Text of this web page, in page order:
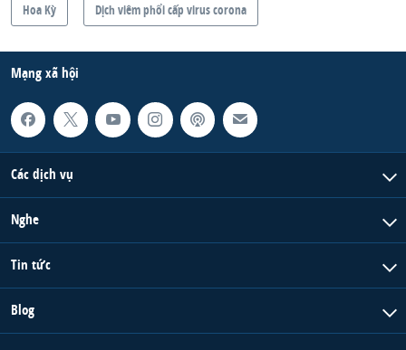
Hoa Kỳ Dịch viêm phổi cấp virus corona
Mạng xã hội
Các dịch vụ
Nghe
Tin tức
Blog